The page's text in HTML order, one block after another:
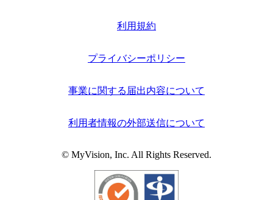
利用規約
プライバシーポリシー
事業に関する届出内容について
利用者情報の外部送信について
© MyVision, Inc. All Rights Reserved.